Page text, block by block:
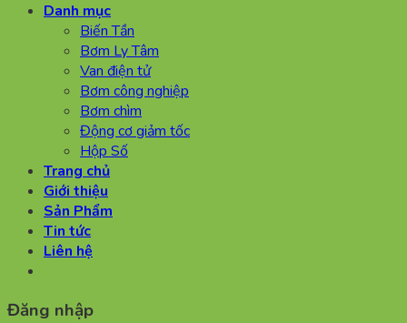
Danh mục
Biến Tần
Bơm Ly Tâm
Van điện tử
Bơm công nghiệp
Bơm chìm
Động cơ giảm tốc
Hộp Số
Trang chủ
Giới thiệu
Sản Phẩm
Tin tức
Liên hệ
Đăng nhập